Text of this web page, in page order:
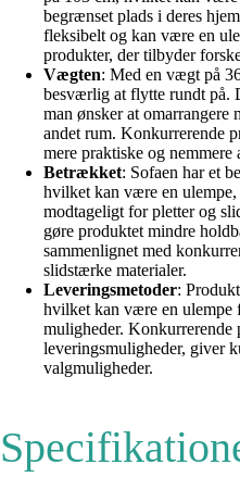
begrænset plads i deres
fleksibelt og kan være en
produkter, der tilbyder
Vægten: Med en vægt på
besværlig at flytte rundt på.
man ønsker at omarrangere
andet rum. Konkurrerende
mere praktiske og nemmere
Betrækket: Sofaen har et
hvilket kan være en
modtageligt for pletter og
gøre produktet mindre
sammenlignet med
slidstærke materialer.
Leveringsmetoder:
hvilket kan være en ulempe
muligheder. Konkurrerende
leveringsmuligheder, giver
valgmuligheder.